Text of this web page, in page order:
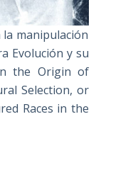
manipulación
Evolución y su
the Origin of
Selection, or
Races in the